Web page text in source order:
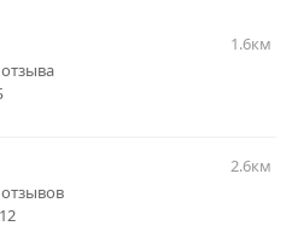
1.6км
2.6км